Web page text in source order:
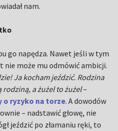
nam.
go napędza. Nawet jeśli w tym
nie może mu odmówić ambicji.
Ja kocham jeździć. Rodzina
rodziną, a żużel to żużel–
o ryzyko na torze. A dowodów
– nadstawić głowę, nie
jeździć po złamaniu ręki, to